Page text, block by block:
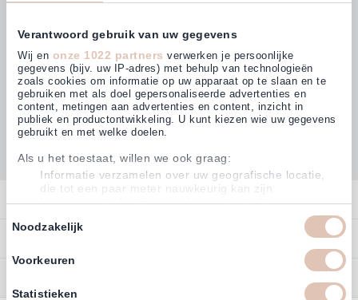
Verantwoord gebruik van uw gegevens
Wij en onze 1022 partners verwerken je persoonlijke
gegevens (bijv. uw IP-adres) met behulp van technologieën
zoals cookies om informatie op uw apparaat op te slaan en te
gebruiken met als doel gepersonaliseerde advertenties en
content, metingen aan advertenties en content, inzicht in
publiek en productontwikkeling. U kunt kiezen wie uw gegevens
gebruikt en met welke doelen.
Als u het toestaat, willen we ook graag:
Informatie verzamelen over uw geografische locatie,
die tot een paar meter nauwkeurig kan zijn
Uw apparaat identificeren door het actief te scannen
Lees meer over hoe uw persoonlijke gegevens worden verwerkt
toestemming op elk moment wijzigen of intrekken in de
Om Haarshop.nl voor jou nog makkelijker en persoonlijker te
Noodzakelijk
Voorkeuren
Statistieken
Kontakt
Kontakt
Konto
Datenschutzerklaerung
Kunden bewerten uns mit
4,64 (876)